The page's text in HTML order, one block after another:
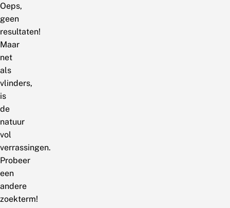
Oeps,
geen
resultaten!
Maar
net
als
vlinders,
is
de
natuur
vol
verrassingen.
Probeer
een
andere
zoekterm!